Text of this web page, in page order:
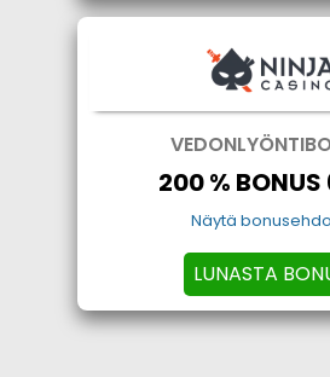
200 %
Näytä
LUNASTA